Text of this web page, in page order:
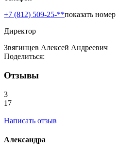
+7 (812) 509-25-**показать номер
Директор
Звягинцев Алексей Андреевич
Поделиться:
Отзывы
3
17
Написать отзыв
Александра